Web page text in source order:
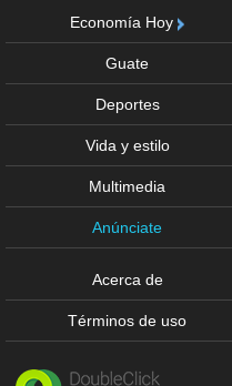
Economía Hoy
Guate
Deportes
Vida y estilo
Multimedia
Anúnciate
Acerca de
Términos de uso